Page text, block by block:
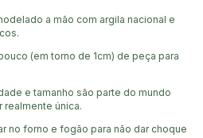
a mão com argila nacional e
(em torno de 1cm) de peça para
e tamanho são parte do mundo
realmente única.
no forno e fogão para não dar choque